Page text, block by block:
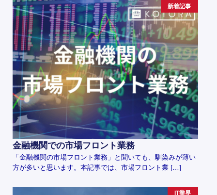
新着記事
金融機関での市場フロント業務
「金融機関の市場フロント業務」と聞いても、馴染みが薄い
方が多いと思います。本記事では、市場フロント業 […]
IT業界